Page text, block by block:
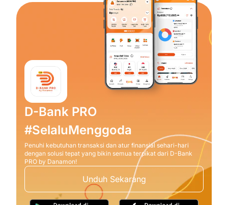
D-Bank PRO
#SelaluMenggoda
Penuhi kebutuhan transaksi dan atur finansial sehari-hari
dengan solusi tepat yang bikin semua terpikat dari D-Bank
PRO by Danamon!
Unduh Sekarang